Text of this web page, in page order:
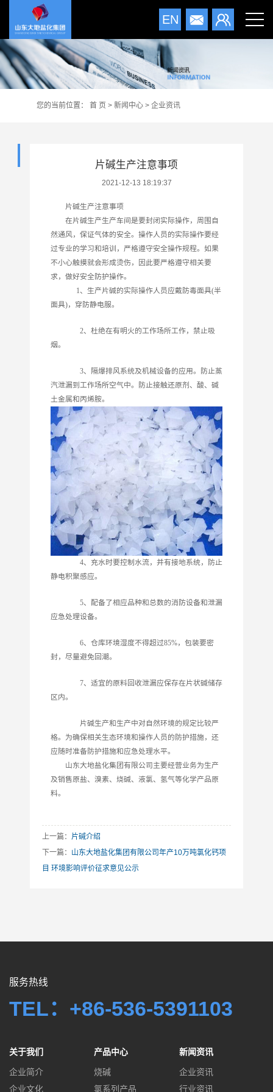
EN
您的当前位置： 首 页 > 新闻中心 > 企业资讯
片碱生产注意事项
2021-12-13 18:19:37
片碱生产注意事项
在片碱生产生产车间是要封闭实际操作，周围自
然通风，保证气体的安全。操作人员的实际操作要经
过专业的学习和培训，严格遵守安全操作规程。如果
不小心触摸就会形成烫伤，因此要严格遵守相关要
求，做好安全防护操作。
1、生产片碱的实际操作人员应戴防毒面具(半
面具)，穿防静电服。
2、杜绝在有明火的工作场所工作，禁止吸
烟。
3、隔爆排风系统及机械设备的应用。防止蒸
汽泄漏到工作场所空气中。防止接触还原剂、酸、碱
土金属和丙烯胺。
4、充水时要控制水流，并有接地系统，防止
静电积聚感应。
5、配备了相应品种和总数的消防设备和泄漏
应急处理设备。
6、仓库环境湿度不得超过85%，包装要密
封，尽量避免回潮。
7、适宜的原料回收泄漏应保存在片状碱储存
区内。
片碱生产和生产中对自然环境的规定比较严
格。为确保相关生态环境和操作人员的防护措施，还
应随时准备防护措施和应急处理水平。
山东大地盐化集团有限公司主要经营业务为生产
及销售原盐、溴素、烧碱、液氯、氢气等化学产品原
料。
上一篇： 片碱介绍
下一篇： 山东大地盐化集团有限公司年产10万吨氯化钙项
目 环境影响评价征求意见公示
服务热线
TEL：+86-536-5391103
关于我们
企业简介
企业文化
产品中心
烧碱
氯系列产品
新闻资讯
企业资讯
行业资讯